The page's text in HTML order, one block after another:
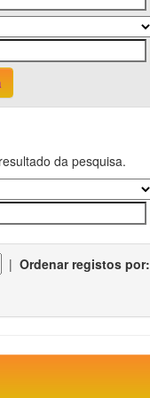
da pesquisa.
| Ordenar registos por: